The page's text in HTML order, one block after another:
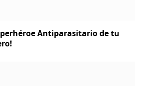
Antiparasitario de tu